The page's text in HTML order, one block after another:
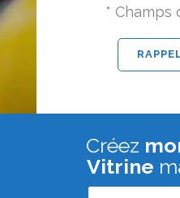
* Champs
Créez
Vitrine